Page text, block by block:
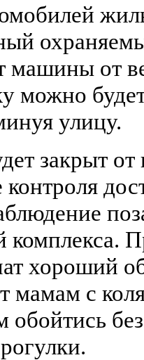
машины от
можно
улицу.
закрыт
контроля
комплекса.
хороший
мамам с
обойтись